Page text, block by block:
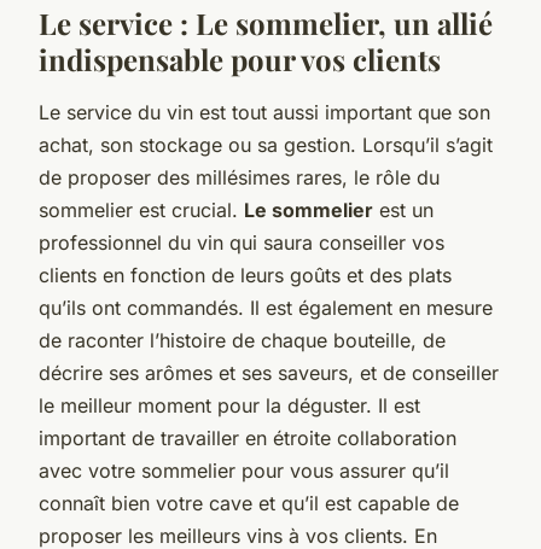
Le service : Le sommelier, un allié
indispensable pour vos clients
Le service du vin est tout aussi important que son
achat, son stockage ou sa gestion. Lorsqu’il s’agit
de proposer des millésimes rares, le rôle du
sommelier est crucial. Le sommelier est un
professionnel du vin qui saura conseiller vos
clients en fonction de leurs goûts et des plats
qu’ils ont commandés. Il est également en mesure
de raconter l’histoire de chaque bouteille, de
décrire ses arômes et ses saveurs, et de conseiller
le meilleur moment pour la déguster. Il est
important de travailler en étroite collaboration
avec votre sommelier pour vous assurer qu’il
connaît bien votre cave et qu’il est capable de
proposer les meilleurs vins à vos clients. En